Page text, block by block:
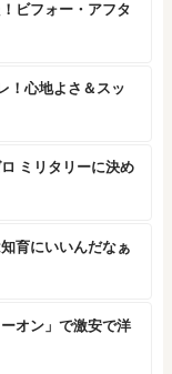
ビフォー・アフタ
！心地よさ＆スッ
ミリタリーに決め
育にいいんだなぁ
オン」で激安で洋